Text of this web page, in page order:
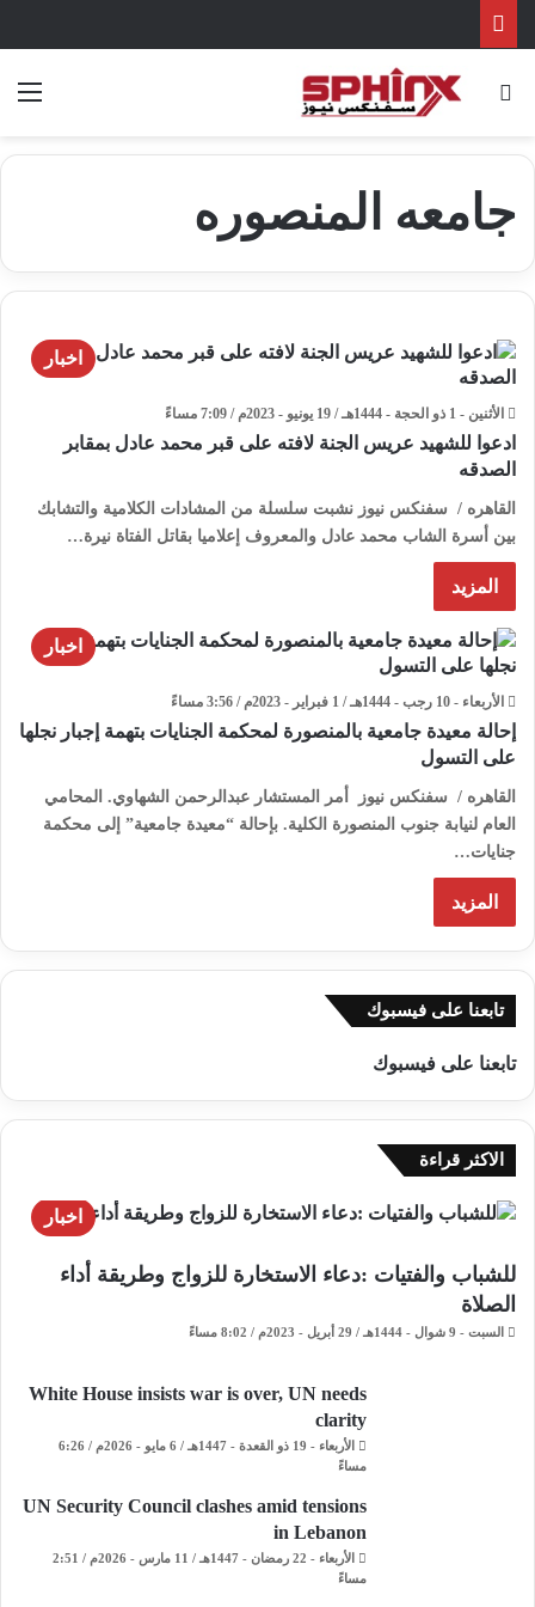
بحث عن
جامعه المنصوره
اخبار
الأثنين - 1 ذو الحجة - 1444هـ / 19 يونيو - 2023م / 7:09 مساءً
ادعوا للشهيد عريس الجنة لافته على قبر محمد عادل بمقابر
الصدقه
القاهره / سفنكس نيوز نشبت سلسلة من المشادات الكلامية والتشابك
بين أسرة الشاب محمد عادل والمعروف إعلاميا بقاتل الفتاة نيرة…
المزيد
اخبار
الأربعاء - 10 رجب - 1444هـ / 1 فبراير - 2023م / 3:56 مساءً
إحالة معيدة جامعية بالمنصورة لمحكمة الجنايات بتهمة إجبار نجلها
على التسول
القاهره / سفنكس نيوز أمر المستشار عبدالرحمن الشهاوي. المحامي
العام لنيابة جنوب المنصورة الكلية. بإحالة “معيدة جامعية” إلى محكمة
جنايات…
المزيد
تابعنا على فيسبوك
تابعنا على فيسبوك
الاكثر قراءة
اخبار
للشباب والفتيات :دعاء الاستخارة للزواج وطريقة أداء
الصلاة
السبت - 9 شوال - 1444هـ / 29 أبريل - 2023م / 8:02 مساءً
White House insists war is over, UN needs
clarity
الأربعاء - 19 ذو القعدة - 1447هـ / 6 مايو - 2026م / 6:26
مساءً
UN Security Council clashes amid tensions
in Lebanon
الأربعاء - 22 رمضان - 1447هـ / 11 مارس - 2026م / 2:51
مساءً